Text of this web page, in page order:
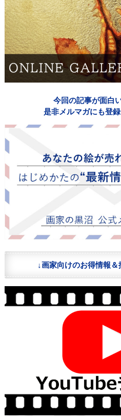
今回の記事が面白
是非メルマガにも登
↓画家向けのお得情報